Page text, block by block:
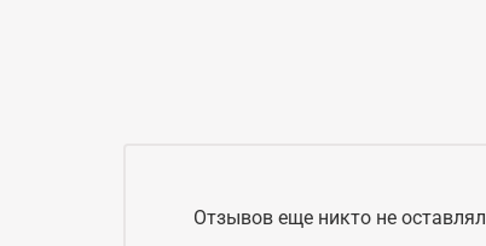
Отзывов еще никто не оставлял